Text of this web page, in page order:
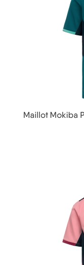
Maillot Mokiba